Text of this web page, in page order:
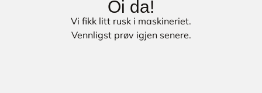
Oi da!
Vi fikk litt rusk i maskineriet.
Vennligst prøv igjen senere.